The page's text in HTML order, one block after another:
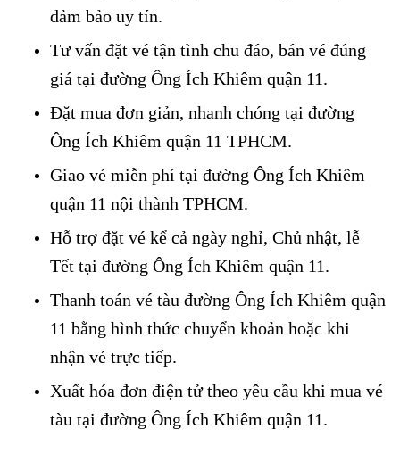
đảm bảo uy tín.
Tư vấn đặt vé tận tình chu đáo, bán vé đúng
giá tại đường Ông Ích Khiêm quận 11.
Đặt mua đơn giản, nhanh chóng tại đường
Ông Ích Khiêm quận 11 TPHCM.
Giao vé miễn phí tại đường Ông Ích Khiêm
quận 11 nội thành TPHCM.
Hỗ trợ đặt vé kể cả ngày nghỉ, Chủ nhật, lễ
Tết tại đường Ông Ích Khiêm quận 11.
Thanh toán vé tàu đường Ông Ích Khiêm quận
11 bằng hình thức chuyển khoản hoặc khi
nhận vé trực tiếp.
Xuất hóa đơn điện tử theo yêu cầu khi mua vé
tàu tại đường Ông Ích Khiêm quận 11.